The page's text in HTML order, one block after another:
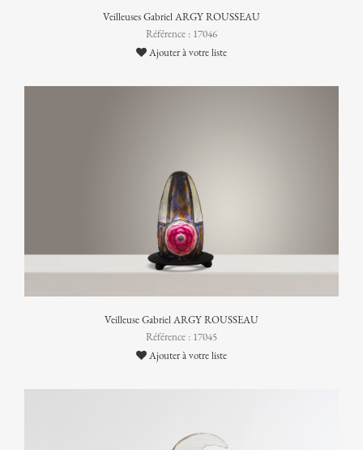
Veilleuses Gabriel ARGY ROUSSEAU
Référence : 17046
Ajouter à votre liste
Veilleuse Gabriel ARGY ROUSSEAU
Référence : 17045
Ajouter à votre liste